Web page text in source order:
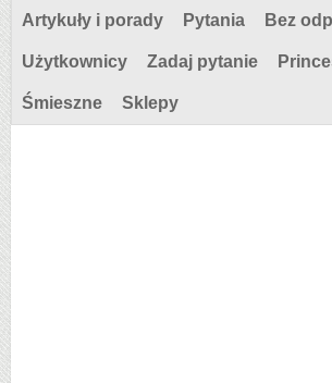
Artykuły i porady Pytania Bez
Użytkownicy Zadaj pytanie
Śmieszne Sklepy